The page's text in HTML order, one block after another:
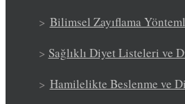
> Bilimsel Zayıflama
> Sağlıklı Diyet Listeleri ve
> Hamilelikte Beslenme ve